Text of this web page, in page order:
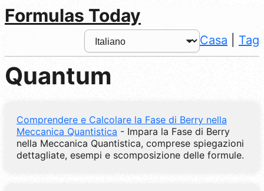
Formulas Today
Casa Tag
Quantum
Comprendere e Calcolare la Fase di Berry nella
Meccanica Quantistica - Impara la Fase di Berry
nella Meccanica Quantistica, comprese spiegazioni
dettagliate, esempi e scomposizione delle formule.